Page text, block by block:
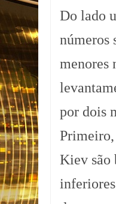
Do lado
números
menores
por dois
Primeiro,
Kiev são